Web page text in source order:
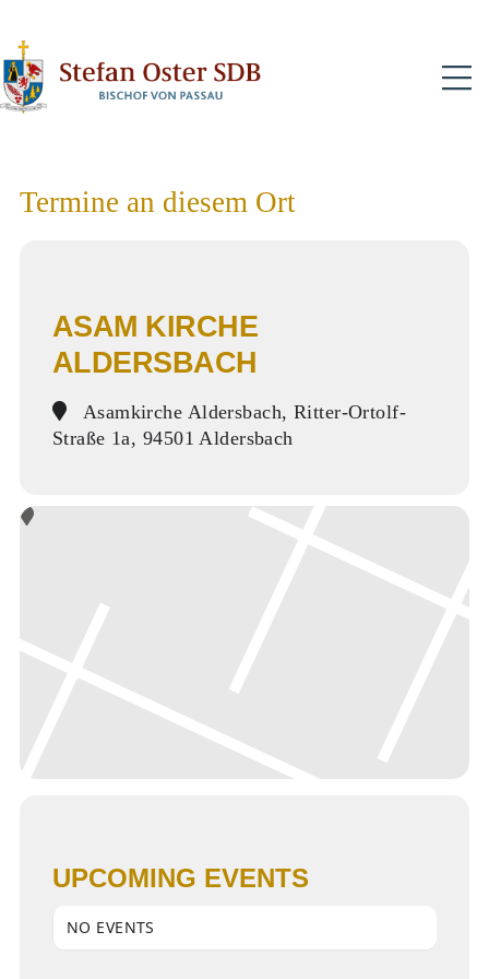
Termine an diesem Ort
ASAM KIRCHE
ALDERSBACH
Asamkirche Aldersbach, Ritter-Ortolf-
Straße 1a, 94501 Aldersbach
UPCOMING EVENTS
NO EVENTS